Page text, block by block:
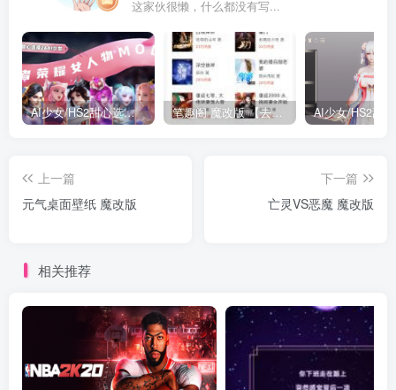
这家伙很懒，什么都没有写...
AI少女/HS2甜心选择2 仿王者荣耀人物卡全合集打包 笔趣阁 魔改版 【去广告免费小说】
上一篇
元气桌面壁纸 魔改版
下一篇
亡灵VS恶魔 魔改版
相关推荐